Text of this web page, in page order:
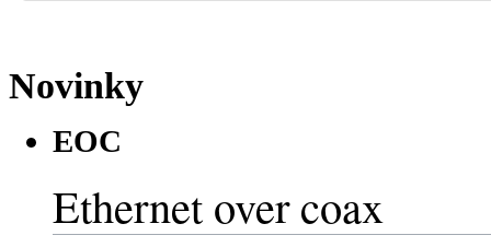
Novinky
EOC
Ethernet over coax